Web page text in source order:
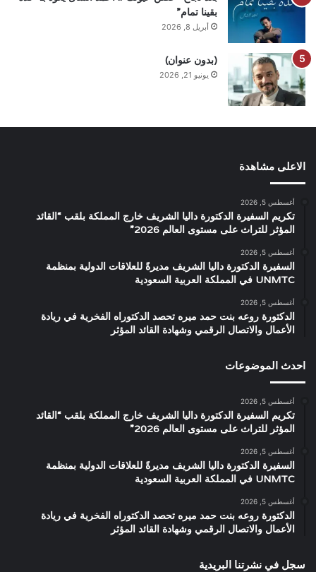
بقينا تمام”
أبريل 8, 2026
(بدون عنوان)
يونيو 21, 2026
الاعلى مشاهدة
أغسطس 5, 2026
تكريم السفيرة الدكتورة داليا الشريف خارج المملكة بلقب “القائد
المؤثر للتراث على مستوى العالم 2026”
أغسطس 5, 2026
السفيرة الدكتورة داليا الشريف مديرةً للعلاقات الدولية بمنظمة
UNMTC في المملكة العربية السعودية
أغسطس 5, 2026
الدكتورة روعه بنت حمد ميره تحصد الدكتوراه الفخرية في ريادة
الأعمال والاتصال الرقمي وشهادة القائد المؤثر
احدث الموضوعات
أغسطس 5, 2026
تكريم السفيرة الدكتورة داليا الشريف خارج المملكة بلقب “القائد
المؤثر للتراث على مستوى العالم 2026”
أغسطس 5, 2026
السفيرة الدكتورة داليا الشريف مديرةً للعلاقات الدولية بمنظمة
UNMTC في المملكة العربية السعودية
أغسطس 5, 2026
الدكتورة روعه بنت حمد ميره تحصد الدكتوراه الفخرية في ريادة
الأعمال والاتصال الرقمي وشهادة القائد المؤثر
سجل في نشرتنا البريدية